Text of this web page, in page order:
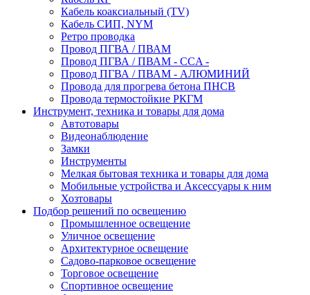
Кабель коаксиальный (TV)
Кабель СИП, NYM
Ретро проводка
Провод ПГВА / ПВАМ
Провод ПГВА / ПВАМ - CCA -
Провод ПГВА / ПВАМ - АЛЮМИНИЙ
Провода для прогрева бетона ПНСВ
Провода термостойкие РКГМ
Инструмент, техника и товары для дома
Автотовары
Видеонаблюдение
Замки
Инструменты
Мелкая бытовая техника и товары для дома
Мобильные устройства и Аксессуары к ним
Хозтовары
Подбор решений по освещению
Промышленное освещение
Уличное освещение
Архитектурное освещение
Садово-парковое освещение
Торговое освещение
Спортивное освещение